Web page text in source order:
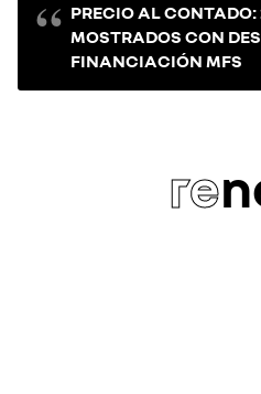
PRECIO AL
MOSTRADOS CON
FINANCIACIÓN MFS
re